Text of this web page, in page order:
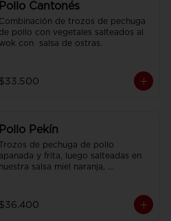
Pollo Cantonés
Combinación de trozos de pechuga
de pollo con vegetales salteados al
wok con  salsa de ostras.
$33.500
Pollo Pekín
Trozos de pechuga de pollo
apanada y frita, luego salteadas en
nuestra salsa miel naranja,
$36.400